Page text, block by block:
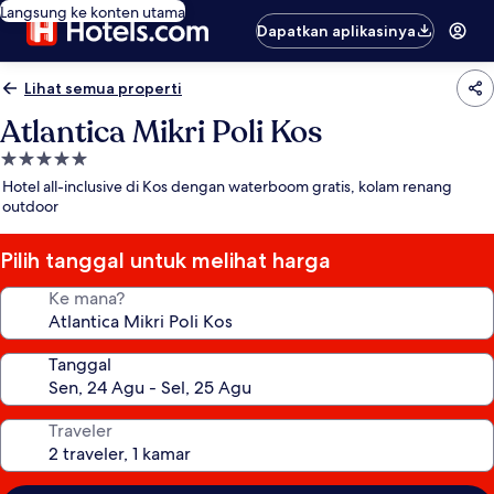
Langsung ke konten utama
Dapatkan aplikasinya
Lihat semua properti
Atlantica Mikri Poli Kos
Properti
bintang
5.0
Hotel all-inclusive di Kos dengan waterboom gratis, kolam renang
outdoor
Pilih tanggal untuk melihat harga
Ke mana?
Tanggal
Traveler